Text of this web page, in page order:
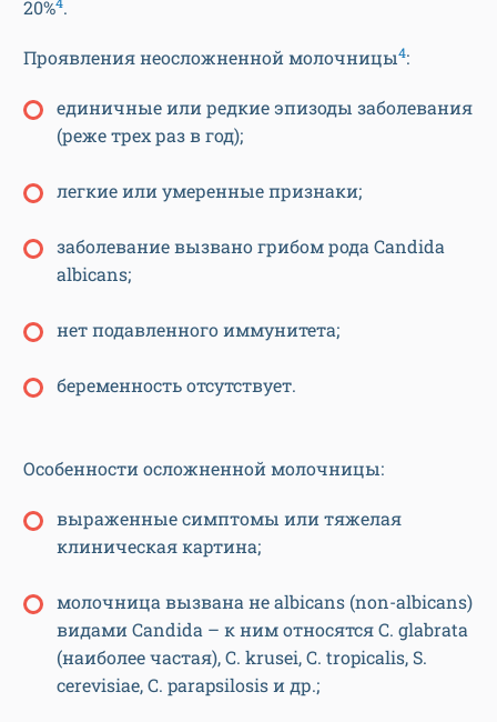
20% .
Проявления неосложненной молочницы4:
единичные или редкие эпизоды заболевания
(реже трех раз в год);
легкие или умеренные признаки;
заболевание вызвано грибом рода Candida
albicans;
нет подавленного иммунитета;
беременность отсутствует.
Особенности осложненной молочницы:
выраженные симптомы или тяжелая
клиническая картина;
молочница вызвана не albicans (non-albicans)
видами Candida – к ним относятся C. glabrata
(наиболее частая), C. krusei, C. tropicalis, S.
cerevisiae, C. parapsilosis и др.;